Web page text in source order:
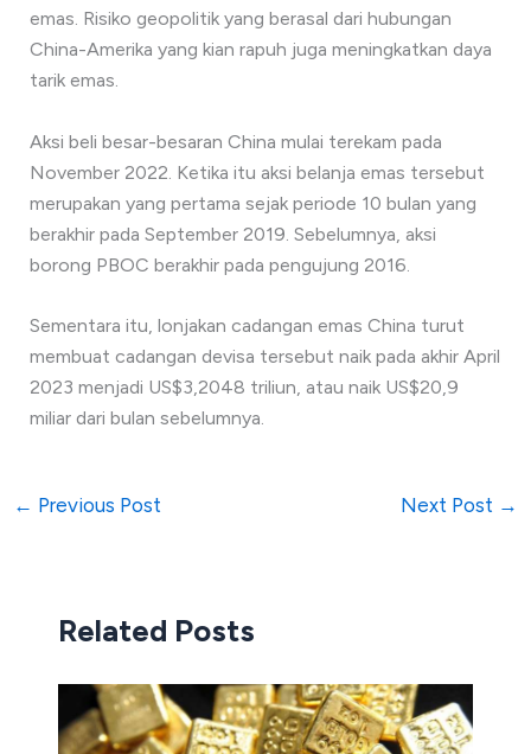
emas. Risiko geopolitik yang berasal dari hubungan
China-Amerika yang kian rapuh juga meningkatkan daya
tarik emas.
Aksi beli besar-besaran China mulai terekam pada
November 2022. Ketika itu aksi belanja emas tersebut
merupakan yang pertama sejak periode 10 bulan yang
berakhir pada September 2019. Sebelumnya, aksi
borong PBOC berakhir pada pengujung 2016.
Sementara itu, lonjakan cadangan emas China turut
membuat cadangan devisa tersebut naik pada akhir April
2023 menjadi US$3,2048 triliun, atau naik US$20,9
miliar dari bulan sebelumnya.
← Previous Post Next Post →
Related Posts